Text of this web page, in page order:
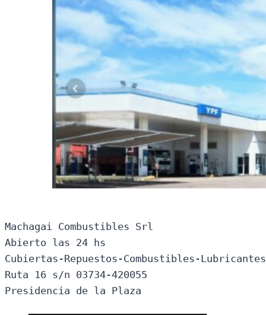
Machagai Combustibles Srl
Abierto las 24 hs
Cubiertas-Repuestos-Combustibles-
Ruta 16 s/n 03734-420055
Presidencia de la Plaza